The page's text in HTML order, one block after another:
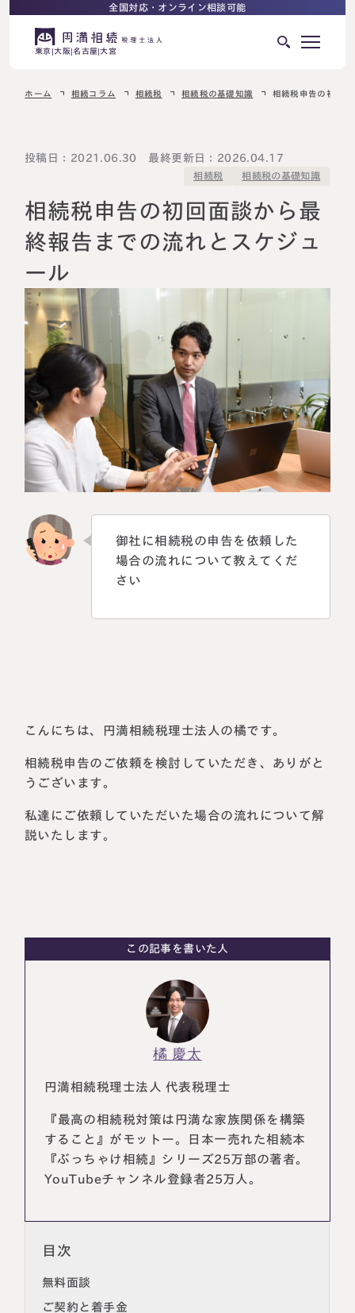
全国対応・オンライン相談可能
東京 大阪 名古屋 大宮
相続ロードマップ
ご相談の流れ
選ばれる理由
よくある質問
相続を学ぶ
相続税申告について
料金表
相続に備えたい方へ
生前対策相談について
相続税試算について
料金表
選ばれる理由
よくある質問
税理士紹介
法人情報
東京事務所
大阪事務所
〒530-0017
大阪府大阪市北区角田町8番47号
阪急グランドビル20階
Access
名古屋事務所
相続コラム
セミナー
円満相続ちゃんねる
ホーム 相続コラム 相続税 相続税の基礎知識 相続税申告の初回
投稿日：2021.06.30 最終更新日：2026.04.17
相続税 相続税の基礎知識
相続税申告の初回面談から最
終報告までの流れとスケジュ
ール
御社に相続税の申告を依頼した
場合の流れについて教えてくだ
さい
こんにちは、円満相続税理士法人の橘です。
相続税申告のご依頼を検討していただき、ありがと
うございます。
私達にご依頼していただいた場合の流れについて解
説いたします。
この記事を書いた人
橘 慶太
円満相続税理士法人 代表税理士
『最高の相続税対策は円満な家族関係を構築
すること』がモットー。日本一売れた相続本
『ぶっちゃけ相続』シリーズ25万部の著者。
YouTubeチャンネル登録者25万人。
目次
無料面談
ご契約と着手金